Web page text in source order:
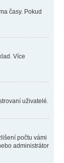
časy. Pokud
Více
uživatelé.
počtu vámi
administrátor